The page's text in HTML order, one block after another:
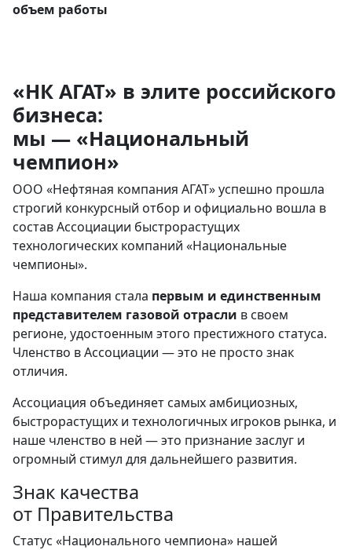
объем работы
«НК АГАТ» в элите российского
бизнеса:
мы — «Национальный
чемпион»
ООО «Нефтяная компания АГАТ» успешно прошла
строгий конкурсный отбор и официально вошла в
состав Ассоциации быстрорастущих
технологических компаний «Национальные
чемпионы».
Наша компания стала первым и единственным
представителем газовой отрасли в своем
регионе, удостоенным этого престижного статуса.
Членство в Ассоциации — это не просто знак
отличия.
Ассоциация объединяет самых амбициозных,
быстрорастущих и технологичных игроков рынка, и
наше членство в ней — это признание заслуг и
огромный стимул для дальнейшего развития.
Знак качества
от Правительства
Статус «Национального чемпиона» нашей